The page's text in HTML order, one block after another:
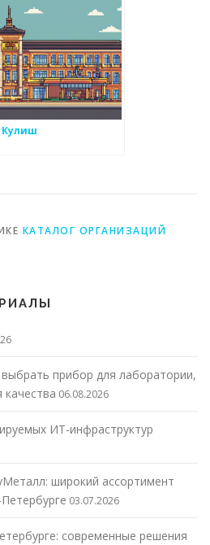
Кулиш
КАТАЛОГ ОРГАНИЗАЦИЙ
прибор для лаборатории,
качества 06.08.2026
ИТ-инфраструктур
широкий ассортимент
03.07.2026
современные решения